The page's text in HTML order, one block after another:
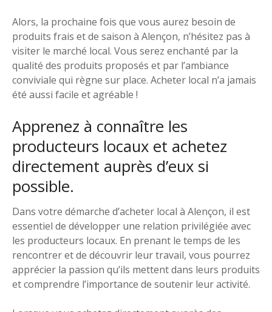
Alors, la prochaine fois que vous aurez besoin de
produits frais et de saison à Alençon, n’hésitez pas à
visiter le marché local. Vous serez enchanté par la
qualité des produits proposés et par l’ambiance
conviviale qui règne sur place. Acheter local n’a jamais
été aussi facile et agréable !
Apprenez à connaître les
producteurs locaux et achetez
directement auprès d’eux si
possible.
Dans votre démarche d’acheter local à Alençon, il est
essentiel de développer une relation privilégiée avec
les producteurs locaux. En prenant le temps de les
rencontrer et de découvrir leur travail, vous pourrez
apprécier la passion qu’ils mettent dans leurs produits
et comprendre l’importance de soutenir leur activité.